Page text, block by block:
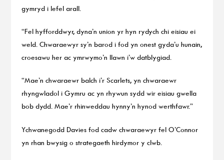
gymryd i lefel arall.
“Fel hyfforddwyr, dyna’n union yr hyn rydych chi eisiau ei
weld. Chwaraewyr sy’n barod i fod yn onest gyda’u hunain,
croesawu her ac ymrwymo’n llawn i’w datblygiad.
“Mae’n chwaraewr balch i’r Scarlets, yn chwaraewr
rhyngwladol i Gymru ac yn rhywun sydd wir eisiau gwella
bob dydd. Mae’r rhinweddau hynny’n hynod werthfawr.”
Ychwanegodd Davies fod cadw chwaraewyr fel O’Connor
yn rhan bwysig o strategaeth hirdymor y clwb.